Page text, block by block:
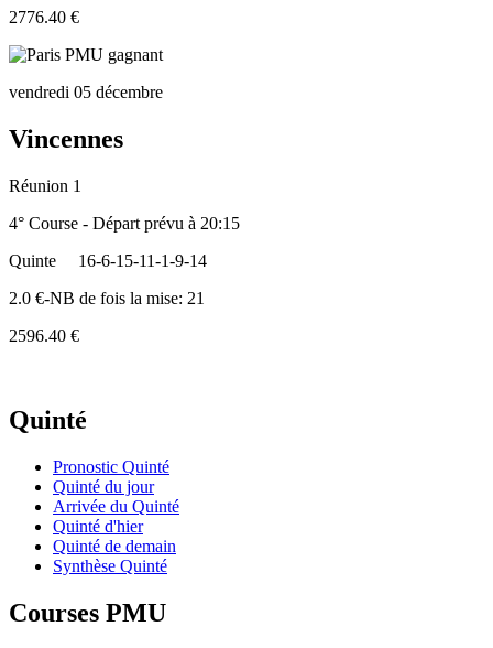
2776.40 €
vendredi 05 décembre
Vincennes
Réunion 1
4° Course - Départ prévu à 20:15
Quinte
16-6-15-11-1-9-14
2.0 €-NB de fois la mise: 21
2596.40 €
Quinté
Pronostic Quinté
Quinté du jour
Arrivée du Quinté
Quinté d'hier
Quinté de demain
Synthèse Quinté
Courses PMU